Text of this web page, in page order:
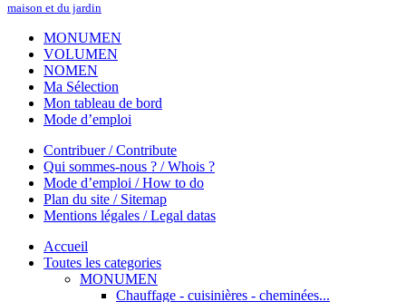
maison et du jardin
MONUMEN
VOLUMEN
NOMEN
Ma Sélection
Mon tableau de bord
Mode d’emploi
Contribuer / Contribute
Qui sommes-nous ? / Whois ?
Mode d’emploi / How to do
Plan du site / Sitemap
Mentions légales / Legal datas
Accueil
Toutes les categories
MONUMEN
Chauffage - cuisinières - cheminées...